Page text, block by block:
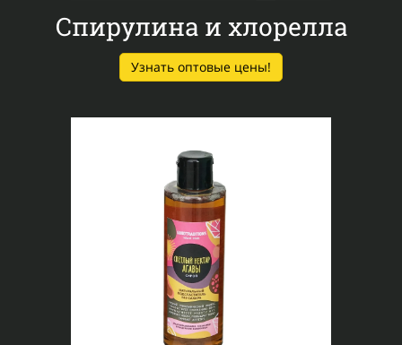
Спирулина и хлорелла
Узнать оптовые цены!